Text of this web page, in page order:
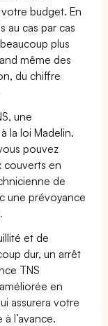
budget. En
au cas par cas
plus
même des
du chiffre
une
la loi Madelin.
pouvez
couverts en
de
une prévoyance
et de
dur, un arrêt
TNS
en
assurera votre
l’avance.